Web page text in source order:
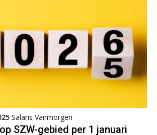
Salaris Vanmorgen
SZW-gebied per 1 januari
Practical Diploma in Payroll Administration (PDL®)
Verbeek Praehep
Verbeek Praehep